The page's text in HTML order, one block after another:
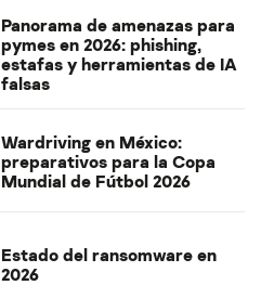
Panorama de amenazas para
pymes en 2026: phishing,
estafas y herramientas de IA
falsas
Wardriving en México:
preparativos para la Copa
Mundial de Fútbol 2026
Estado del ransomware en
2026